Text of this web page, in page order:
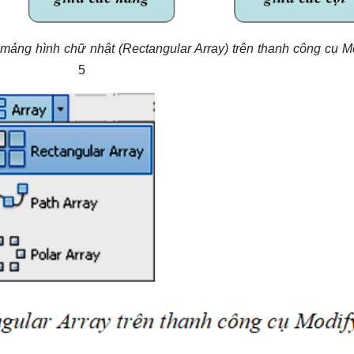
hình chữ nhật (Rectangular Array) trên thanh công cụ
5